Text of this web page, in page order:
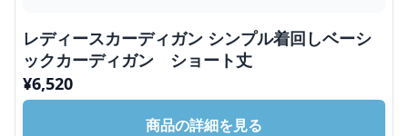
レディースカーディガン シンプル着回しベーシ
ックカーディガン ショート丈
¥6,520
商品の詳細を見る